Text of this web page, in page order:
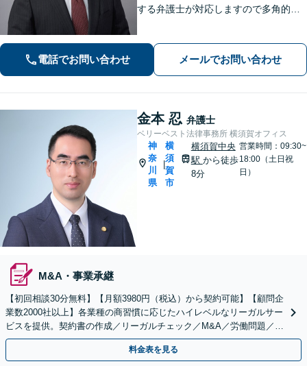
する弁護士が対応しますので多角的な
模の法律事務所として質の高いワンス
トップ型のリーガルサービスを提供し
電話でお問い合わせ メールでお問い合わせ
金本 忍 弁護士
ベリーベスト法律事務所 横須賀オフィス
神
奈
川
県
横
須
賀
市
横須賀中央
駅 から徒歩
8分
営業時間：09:30~
18:00（土日祝
日）
M&A・事業承継
【初回相談30分無料】【月額3980円（税込）から契約可能】【顧問企
業数2000社以上】各業種の商習慣に応じたハイレベルなリーガルサー
ビスを提供。契約書の作成／リーガルチェック／M&A／労働問題／知
的財産等、お任せください【他士業連携可能】
料金表を見る